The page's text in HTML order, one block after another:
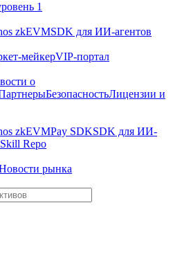
1
zkEVMSDK для ИИ-агентов
мейкерVIP-портал
о
БезопасностьЛицензии и
zkEVMPay SDKSDK для ИИ-
Repo
рынка